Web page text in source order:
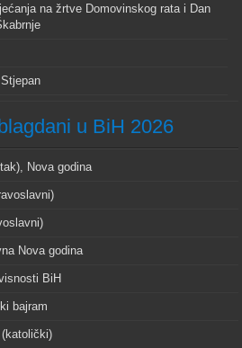
na žrtve Domovinskog rata i Dan
u BiH 2026
Nova godina
Nova godina
BiH
bajram